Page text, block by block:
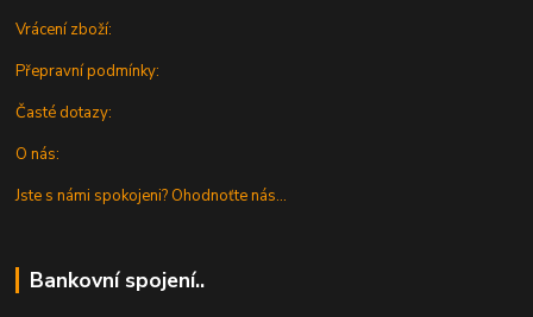
Vrácení zboží:
Přepravní podmínky:
Časté dotazy:
O nás:
Jste s námi spokojeni? Ohodnoťte nás...
Bankovní spojení..